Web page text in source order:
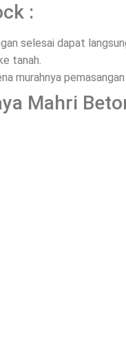
:
selesai dapat
tanah.
murahnya
Mahri